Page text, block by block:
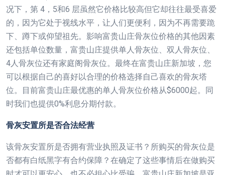
况下，第 4，5和6 层虽然它价格比较高但它却往往最受喜爱
的，因为它处于视线水平，让人们更便利，因为不再需要跪
下、蹲下或仰望祖先。影响富贵山庄骨灰位价格的其他因素
还包括单位数量，富贵山庄提供单人骨灰位、双人骨灰位、
4人骨灰位还有家庭阁骨灰位。最终在富贵山庄新加坡，您
可以根据自己的喜好以合理的价格选择自己喜欢的骨灰塔
位。目前富贵山庄最优惠的单人骨灰位价格从$6000起。同
时我们也提供0%利息分期付款。
骨灰安置所是否合法经营
该骨灰安置所是否拥有营业执照及证书？所购买的骨灰位是
否都有白纸黑字有合约保障？在确定了这些事情后在做购买